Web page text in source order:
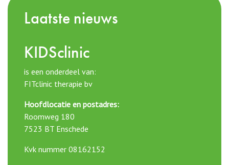
Laatste nieuws
KIDSclinic
is een onderdeel van:
FITclinic therapie bv
Hoofdlocatie en postadres:
Roomweg 180
7523 BT Enschede
Kvk nummer 08162152